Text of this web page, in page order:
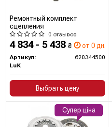
Ремонтный комплект
сцепления
0 отзывов
4 834 - 5 438 ₴ от 0 дн.
Артикул:
620344500
LuK
Выбрать цену
Супер ціна